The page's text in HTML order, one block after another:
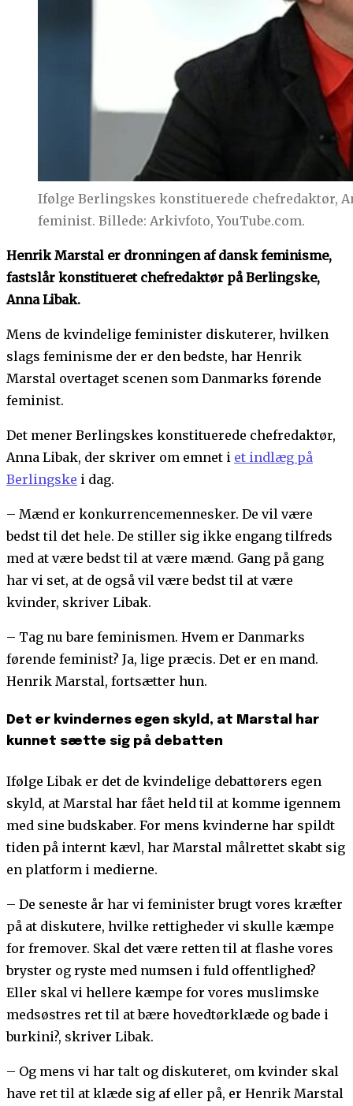
Ifølge Berlingskes konstituerede chefredaktør,
feminist. Billede: Arkivfoto, YouTube.com.
Henrik Marstal er dronningen af dansk feminisme,
fastslår konstitueret chefredaktør på Berlingske,
Anna Libak.
Mens de kvindelige feminister diskuterer, hvilken
slags feminisme der er den bedste, har Henrik
Marstal overtaget scenen som Danmarks førende
feminist.
Det mener Berlingskes konstituerede chefredaktør,
Anna Libak, der skriver om emnet i et indlæg på
Berlingske i dag.
– Mænd er konkurrencemennesker. De vil være
bedst til det hele. De stiller sig ikke engang tilfreds
med at være bedst til at være mænd. Gang på gang
har vi set, at de også vil være bedst til at være
kvinder, skriver Libak.
– Tag nu bare feminismen. Hvem er Danmarks
førende feminist? Ja, lige præcis. Det er en mand.
Henrik Marstal, fortsætter hun.
Det er kvindernes egen skyld, at Marstal har
kunnet sætte sig på debatten
Ifølge Libak er det de kvindelige debattørers egen
skyld, at Marstal har fået held til at komme igennem
med sine budskaber. For mens kvinderne har spildt
tiden på internt kævl, har Marstal målrettet skabt sig
en platform i medierne.
– De seneste år har vi feminister brugt vores kræfter
på at diskutere, hvilke rettigheder vi skulle kæmpe
for fremover. Skal det være retten til at flashe vores
bryster og ryste med numsen i fuld offentlighed?
Eller skal vi hellere kæmpe for vores muslimske
medsøstres ret til at bære hovedtørklæde og bade i
burkini?, skriver Libak.
– Og mens vi har talt og diskuteret, om kvinder skal
have ret til at klæde sig af eller på, er Henrik Marstal